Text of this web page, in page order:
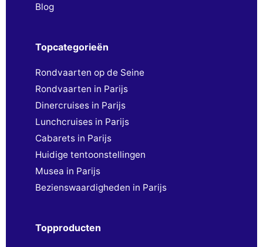
Blog
Topcategorieën
Rondvaarten op de Seine
Rondvaarten in Parijs
Dinercruises in Parijs
Lunchcruises in Parijs
Cabarets in Parijs
Huidige tentoonstellingen
Musea in Parijs
Bezienswaardigheden in Parijs
Topproducten